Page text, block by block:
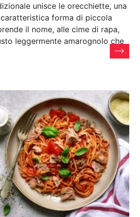
unisce le orecchiette, una
forma di piccola
il nome, alle cime di rapa,
leggermente amarognolo che